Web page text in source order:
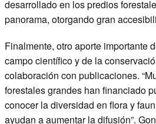
desarrollado en los predios
panorama, otorgando gran
Finalmente, otro aporte importante
campo científico y de la
colaboración con publicaciones.
forestales grandes han financiado
conocer la diversidad en flora y
ayudan a aumentar la difusión”.